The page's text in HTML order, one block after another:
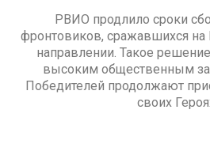
РВИО продлило сроки
фронтовиков, сражавшихся
направлении. Такое
высоким общественным
Победителей продолжают
своих